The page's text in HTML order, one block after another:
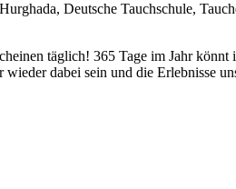
Deutsche Tauchschule,
täglich! 365 Tage im Jahr
dabei sein und die Erlebnisse